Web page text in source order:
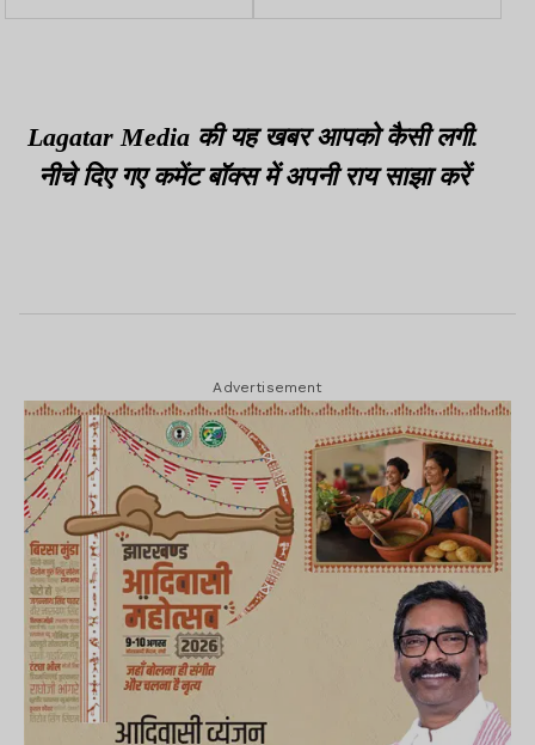
की
Lagatar Media की यह खबर आपको कैसी लगी.
नीचे दिए गए कमेंट बॉक्स में अपनी राय साझा करें
Advertisement